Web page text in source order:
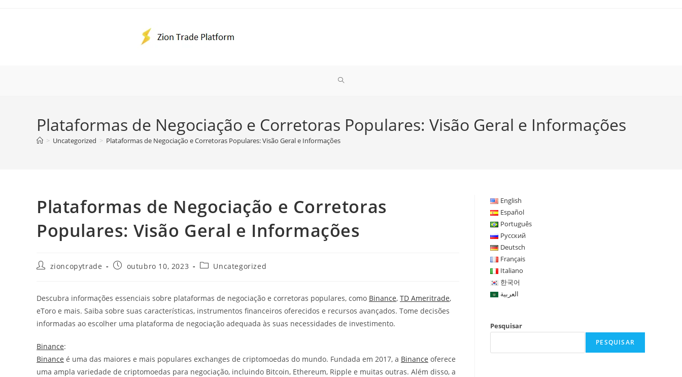
ALTERNAR
DO
Plataformas de Negociação e Corretoras Populares: Visão Geral e Informações
> Uncategorized > Plataformas de Negociação e Corretoras Populares: Visão Geral e Informações
Plataformas de Negociação e Corretoras
Populares: Visão Geral e Informações
Autorzioncopytrade
Postoutubro 10, 2023
Categoria
Uncategorized
Descubra informações essenciais sobre plataformas de negociação e corretoras populares, como Binance, TD Ameritrade,
eToro e mais. Saiba sobre suas características, instrumentos financeiros oferecidos e recursos avançados. Tome decisões
informadas ao escolher uma plataforma de negociação adequada às suas necessidades de investimento.
Binance:
Binance é uma das maiores e mais populares exchanges de criptomoedas do mundo. Fundada em 2017, a Binance oferece
uma ampla variedade de criptomoedas para negociação, incluindo Bitcoin, Ethereum, Ripple e muitas outras. Além disso, a
English
Español
Português
Русский
Deutsch
Français
Italiano
한국어
العربية
Pesquisar
PESQUISAR